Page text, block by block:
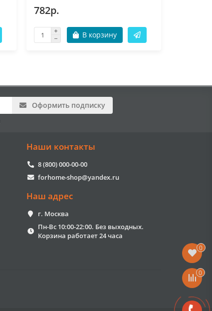
782р.
В корзину
Оформить подписку
Наши контакты
8 (800) 000-00-00
forhome-shop@yandex.ru
Наш адрес
г. Москва
Пн-Вс 10:00-22:00. Без выходных.
Корзина работает 24 часа
0
0